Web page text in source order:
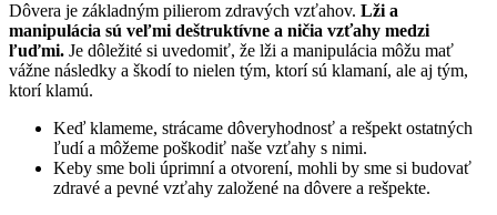
Dôvera je základným pilierom zdravých vzťahov. Lži a
manipulácia sú veľmi deštruktívne a ničia vzťahy medzi
ľuďmi. Je dôležité si uvedomiť, že lži a manipulácia môžu mať
vážne následky a škodí to nielen tým, ktorí sú klamaní, ale aj tým,
ktorí klamú.
Keď klameme, strácame dôveryhodnosť a rešpekt ostatných
ľudí a môžeme poškodiť naše vzťahy s nimi.
Keby sme boli úprimní a otvorení, mohli by sme si budovať
zdravé a pevné vzťahy založené na dôvere a rešpekte.